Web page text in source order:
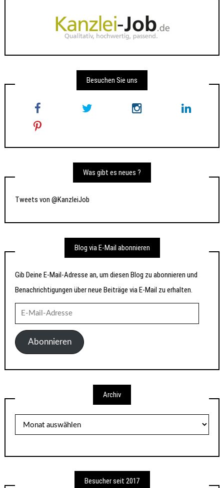
Besuchen Sie uns
Was gibt es neues ?
Tweets von @KanzleiJob
Blog via E-Mail abonnieren
Gib Deine E-Mail-Adresse an, um diesen Blog zu abonnieren und
Benachrichtigungen über neue Beiträge via E-Mail zu erhalten.
Mail-
AdresseAbonnieren
Archiv
Besucher seit 2017